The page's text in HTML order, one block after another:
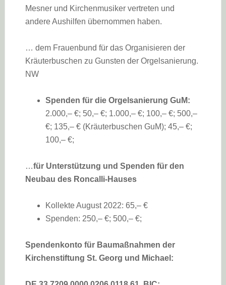
Mesner und Kirchenmusiker vertreten und
andere Aushilfen übernommen haben.
… dem Frauenbund für das Organisieren der
Kräuterbuschen zu Gunsten der Orgelsanierung.
NW
Spenden für die Orgelsanierung GuM:
2.000,– €; 50,– €; 1.000,– €; 100,– €; 500,–
€; 135,– € (Kräuterbuschen GuM); 45,– €;
100,– €;
…für Unterstützung und Spenden für den
Neubau des Roncalli-Hauses
Kollekte August 2022: 65,– €
Spenden: 250,– €; 500,– €;
Spendenkonto für Baumaßnahmen der
Kirchenstiftung St. Georg und Michael: